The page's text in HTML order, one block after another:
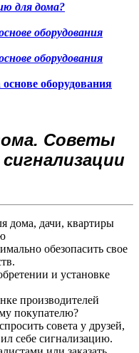
для дома?
оборудования
оборудования
оборудования
Советы
дома, дачи, квартиры
обезопасить свое
и установке
производителей
покупателю?
совета у друзей,
себе сигнализацию.